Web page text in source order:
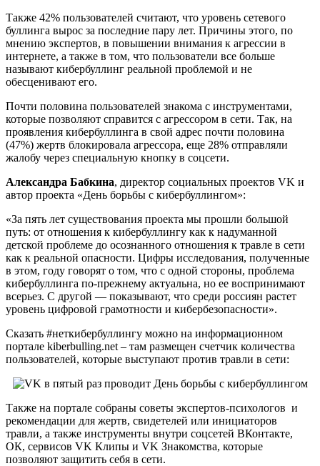
Также 42% пользователей считают, что уровень сетевого
буллинга вырос за последние пару лет. Причины этого, по
мнению экспертов, в повышении внимания к агрессии в
интернете, а также в том, что пользователи все больше
называют кибербуллинг реальной проблемой и не
обесценивают его.
Почти половина пользователей знакома с инструментами,
которые позволяют справится с агрессором в сети. Так, на
проявления кибербуллинга в свой адрес почти половина
(47%) жертв блокировала агрессора, еще 28% отправляли
жалобу через специальную кнопку в соцсети.
Александра Бабкина, директор социальных проектов VK и
автор проекта «День борьбы с кибербуллингом»:
«За пять лет существования проекта мы прошли большой
путь: от отношения к кибербуллингу как к надуманной
детской проблеме до осознанного отношения к травле в сети
как к реальной опасности. Цифры исследования, полученные
в этом, году говорят о том, что с одной стороны, проблема
кибербуллинга по-прежнему актуальна, но ее воспринимают
всерьез. С другой — показывают, что среди россиян растет
уровень цифровой грамотности и кибербезопасности».
Сказать #неткибербуллингу можно на информационном
портале kiberbulling.net – там размещен счетчик количества
пользователей, которые выступают против травли в сети:
Также на портале собраны советы экспертов-психологов и
рекомендации для жертв, свидетелей или инициаторов
травли, а также инструменты внутри соцсетей ВКонтакте,
ОК, сервисов VK Клипы и VK Знакомства, которые
позволяют защитить себя в сети.